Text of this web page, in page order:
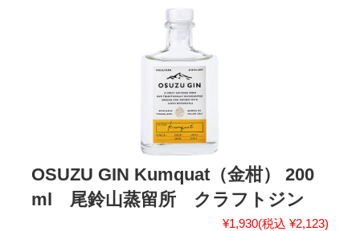
OSUZU GIN Kumquat（金柑） 200
ml 尾鈴山蒸留所 クラフトジン
¥1,930(税込 ¥2,123)